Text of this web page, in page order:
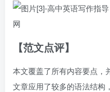
【范文点评】
本文覆盖了所有内容要点，
文章应用了较多的语法结构